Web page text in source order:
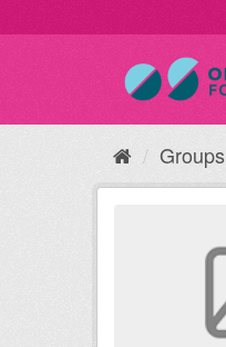
Groups